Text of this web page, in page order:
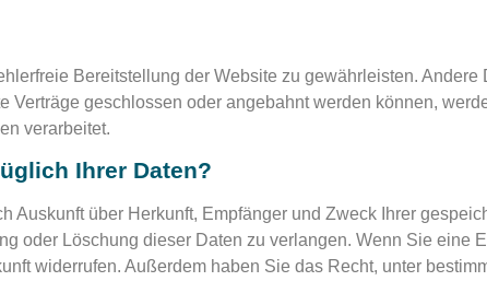
Bereitstellung der Website zu gewährleisten.
Verträge geschlossen oder angebahnt werden können,
verarbeitet.
Ihrer Daten?
Auskunft über Herkunft, Empfänger und Zweck Ihrer
oder Löschung dieser Daten zu verlangen. Wenn Sie eine
widerrufen. Außerdem haben Sie das Recht, unter